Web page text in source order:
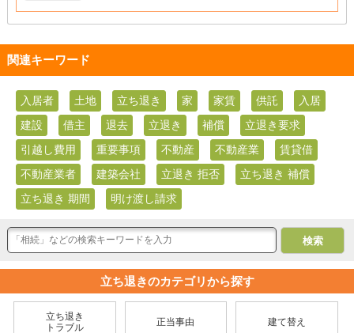
関連キーワード
入居者 土地 立ち退き 家 家賃 供託
入居
建設
借主 退去 立退き 補償
立退き要求
引越し費用
重要事項 不動産 不動産業
賃貸借
不動産業者
建築会社 立退き 拒否
立ち退き 補償
立ち退き 期間
明け渡し請求
立ち退きのカテゴリから探す
立ち退き
トラブル
正当事由 建て替え